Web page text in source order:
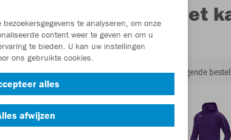
Jas met
Artikelnummer: 6850
Zin in 30% korting op je volgende
te analyseren, om onze
content weer te geven en om u
te bieden. U kan uw instellingen
ons gebruikte cookies.
alles
afwijzen